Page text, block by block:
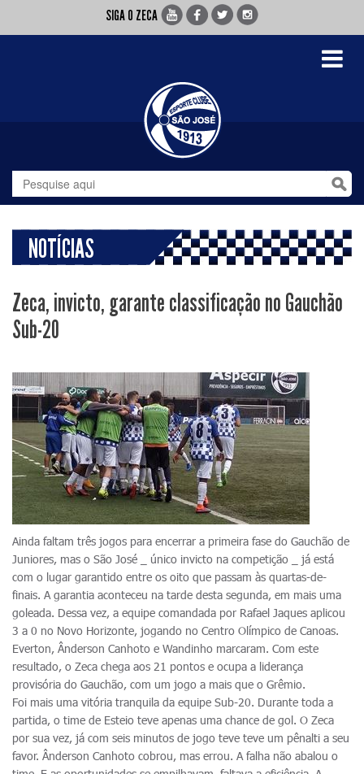
SIGA O ZECA
Toggle
NOTÍCIAS
Zeca, invicto, garante classificação no Gauchão
Sub-20
Ainda faltam três jogos para encerrar a primeira fase do Gauchão de
Juniores, mas o São José _ único invicto na competição _ já está
com o lugar garantido entre os oito que passam às quartas-de-
finais. A garantia aconteceu na tarde desta segunda, em mais uma
goleada. Dessa vez, a equipe comandada por Rafael Jaques aplicou
3 a 0 no Novo Horizonte, jogando no Centro Olímpico de Canoas.
Everton, Ânderson Canhoto e Wandinho marcaram. Com este
resultado, o Zeca chega aos 21 pontos e ocupa a liderança
provisória do Gauchão, com um jogo a mais que o Grêmio.
Foi mais uma vitória tranquila da equipe Sub-20. Durante toda a
partida, o time de Esteio teve apenas uma chance de gol. O Zeca
por sua vez, já com seis minutos de jogo teve teve um pênalti a seu
favor. Ânderson Canhoto cobrou, mas errou. A falha não abalou o